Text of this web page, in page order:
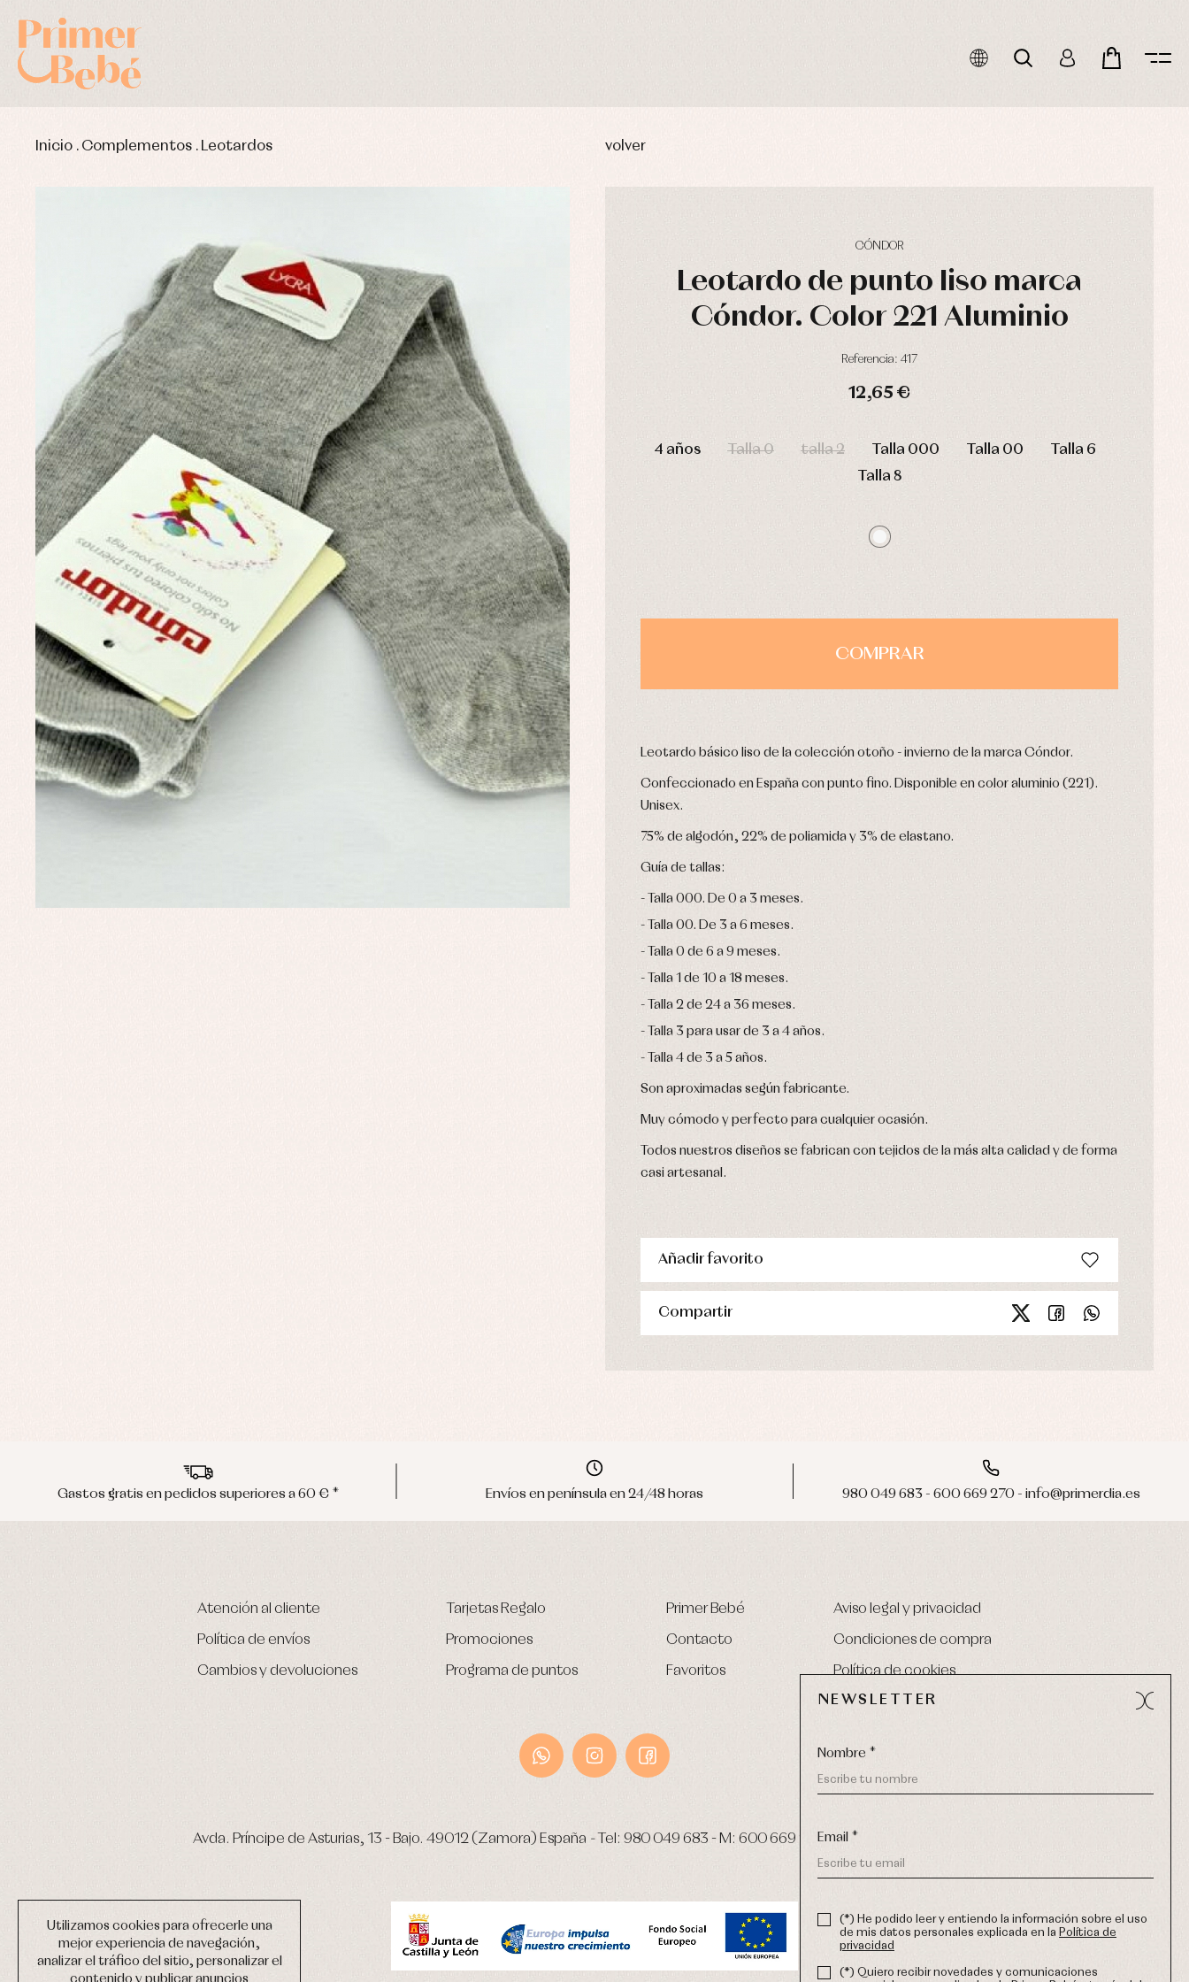
Utilizamos cookies para ofrecerle una
mejor experiencia de navegación,
analizar el tráfico del sitio, personalizar el
contenido y publicar anuncios
Inicio . Complementos . Leotardos volver
CÓNDOR
Leotardo de punto liso marca
Cóndor. Color 221 Aluminio
Referencia: 417
12,65 €
4 años Talla 0 talla 2 Talla 000 Talla 00
Talla 6
Talla 8
COMPRAR
Leotardo básico liso de la colección otoño - invierno de la marca Cóndor.
Confeccionado en España con punto fino. Disponible en color aluminio (221).
Unisex.
75% de algodón, 22% de poliamida y 3% de elastano.
Guía de tallas:
Talla 000. De 0 a 3 meses.
Talla 00. De 3 a 6 meses.
Talla 0 de 6 a 9 meses.
Talla 1 de 10 a 18 meses.
Talla 2 de 24 a 36 meses.
Talla 3 para usar de 3 a 4 años.
Talla 4 de 3 a 5 años.
Son aproximadas según fabricante.
Muy cómodo y perfecto para cualquier ocasión.
Todos nuestros diseños se fabrican con tejidos de la más alta calidad y de forma
casi artesanal.
Añadir favorito
Compartir
Gastos gratis en pedidos superiores a 60 € * Envíos en península en 24/48 horas 980 049 683 - 600 669 270 - info@primerdia.es
Atención al cliente
Política de envíos
Cambios y devoluciones
Tarjetas Regalo
Promociones
Programa de puntos
Primer Bebé
Contacto
Favoritos
Aviso legal y privacidad
Condiciones de compra
Política de cookies
Avda. Príncipe de Asturias, 13 - Bajo. 49012 (Zamora) España -Tel: 980 049 683 - M: 600 669 270-email:
NEWSLETTER
Nombre *
Email *
(*) He podido leer y entiendo la información sobre el uso
de mis datos personales explicada en la Política de
privacidad
(*) Quiero recibir novedades y comunicaciones
Complementos de bautizo
Conjuntos
Faldones de bautizo
Peleles y ranitas
Baberos
Blusas, camisas y jerseys
Complementos
Conjuntos
Faldones de bebé
Ropa interior, bodys,
pijamas...
Blusas y camisas
Chaquetas y abrigos
Complementos
Conjuntos
Peleles y ranitas
Ropa interior
Vestidos
Accesorios
Arras y fiesta
Blusas y camisas
Chaquetas y jersey
Conjuntos
Ropa de abrigo
Ropa de baño
Ropa interior
Vestidos
Calcetines
Gorros y capotas
Leotardos
Puericultura